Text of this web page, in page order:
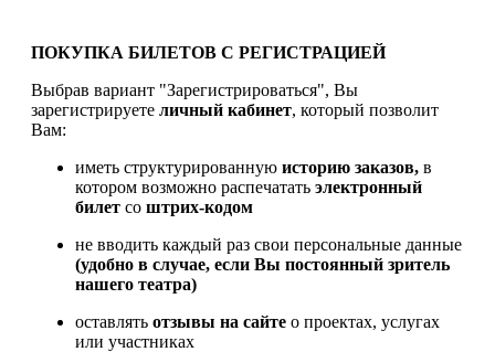
ПОКУПКА БИЛЕТОВ С РЕГИСТРАЦИЕЙ
Выбрав вариант "Зарегистрироваться", Вы
зарегистрируете личный кабинет, который позволит
Вам:
иметь структурированную историю заказов, в
котором возможно распечатать электронный
билет со штрих-кодом
не вводить каждый раз свои персональные данные
(удобно в случае, если Вы постоянный зритель
нашего театра)
оставлять отзывы на сайте о проектах, услугах
или участниках